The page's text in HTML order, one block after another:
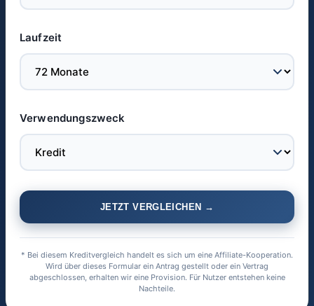
Laufzeit
Verwendungszweck
JETZT VERGLEICHEN →
* Bei diesem Kreditvergleich handelt es sich um eine Affiliate-Kooperation.
Wird über dieses Formular ein Antrag gestellt oder ein Vertrag
abgeschlossen, erhalten wir eine Provision. Für Nutzer entstehen keine
Nachteile.